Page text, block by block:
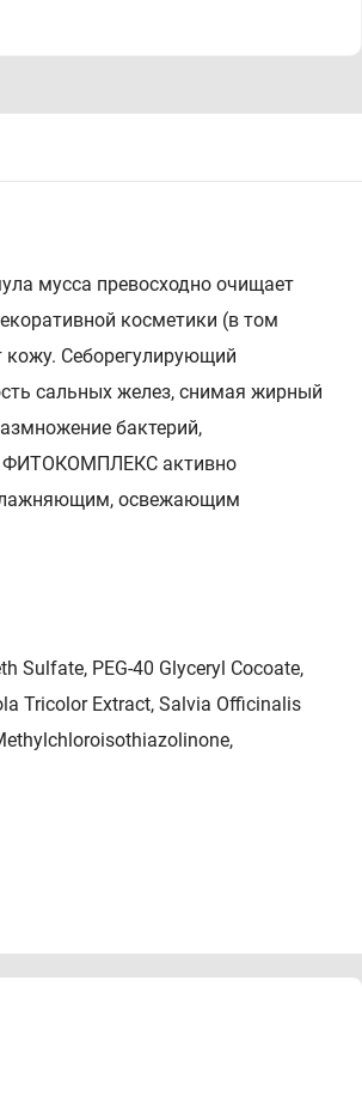
мусса превосходно очищает
косметики (в том
кожу. Себорегулирующий
сальных желез, снимая жирный
бактерий,
ФИТОКОМПЛЕКС активно
освежающим
Sulfate, PEG-40 Glyceryl Cocoate,
Tricolor Extract, Salvia Officinalis